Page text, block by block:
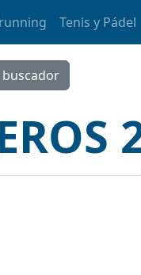
Tenis y Pádel